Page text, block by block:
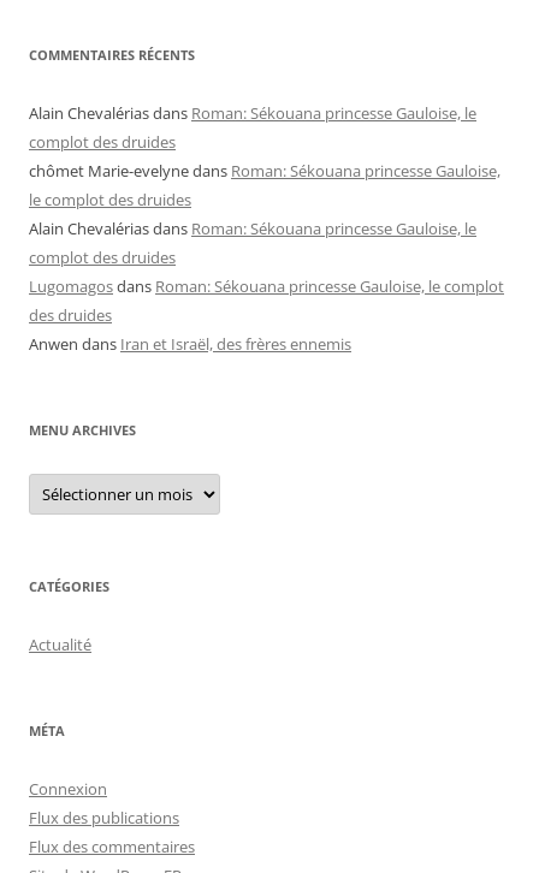
COMMENTAIRES RÉCENTS
Alain Chevalériasdans Roman: Sékouana princesse Gauloise, le
complot des druides
chômet Marie-evelynedans Roman: Sékouana princesse Gauloise,
le complot des druides
Alain Chevalériasdans Roman: Sékouana princesse Gauloise, le
complot des druides
Lugomagosdans Roman: Sékouana princesse Gauloise, le complot
des druides
Anwen dans Iran et Israël, des frères ennemis
MENU ARCHIVES
Menu
archives
CATÉGORIES
Actualité
MÉTA
Connexion
Flux des publications
Flux des commentaires